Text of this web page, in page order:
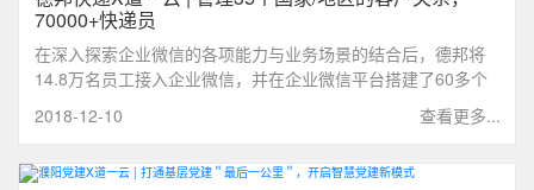
70000+快递员
在深入探索企业微信的各项能力与业务场景的结合后，德邦将
14.8万名员工接入企业微信，并在企业微信平台搭建了60多个
自建应用，构建企业专属的一体化移动管理平台，实现人与系
统的连接。
查看更多...
2018-12-10